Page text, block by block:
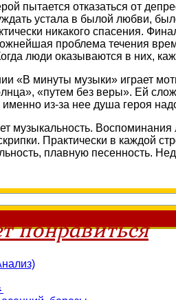
пытается отказаться от
устала в былой любви,
никакого спасения.
проблема течения
люди оказываются в них,
«В минуты музыки» играет
«путем без веры». Ей
из-за нее душа героя
музыкальность.
Практически в каждой
плавную песенность.
понравиться